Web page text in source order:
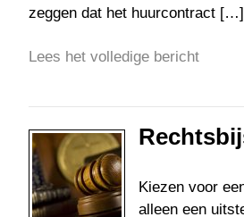
zeggen dat het huurcontract […]
Lees het volledige bericht
Kiezen voor
alleen een